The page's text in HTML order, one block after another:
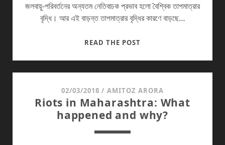
জলবায়ু-পরিবর্তনের অন্যতম নেতিবাচক প্রভাব হলো বৈশ্বিক তাপমাত্রার
বৃদ্ধি। আর এই বাড়ন্ত তাপমাত্রার বৃদ্ধির কারণে বাড়ছে…
READ THE POST
ধীরে
ধীরে
সমুদ্রপৃষ্ঠে
02/03/2018 / AMITOZ ARORA
Riots in Maharashtra: What
happened and why?